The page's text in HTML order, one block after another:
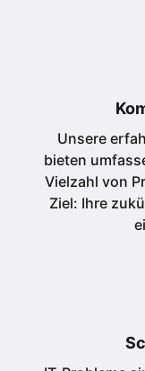
Unsere
bieten
Vielzahl von
Ziel: Ihre